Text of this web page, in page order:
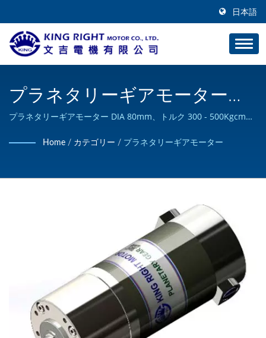
日本語
プラネタリーギアモーター
DIA 80mm、トルク 300 -
500Kgcmまで。(30 - 50Nm) /
プラネタリーギアモーター DIA 80mm、トルク 300 - 500Kgcmま
品の設計と製造が可能であり、ISO 9001の認証を取得していま
Home / カテゴリー / プラネタリーギアモーター